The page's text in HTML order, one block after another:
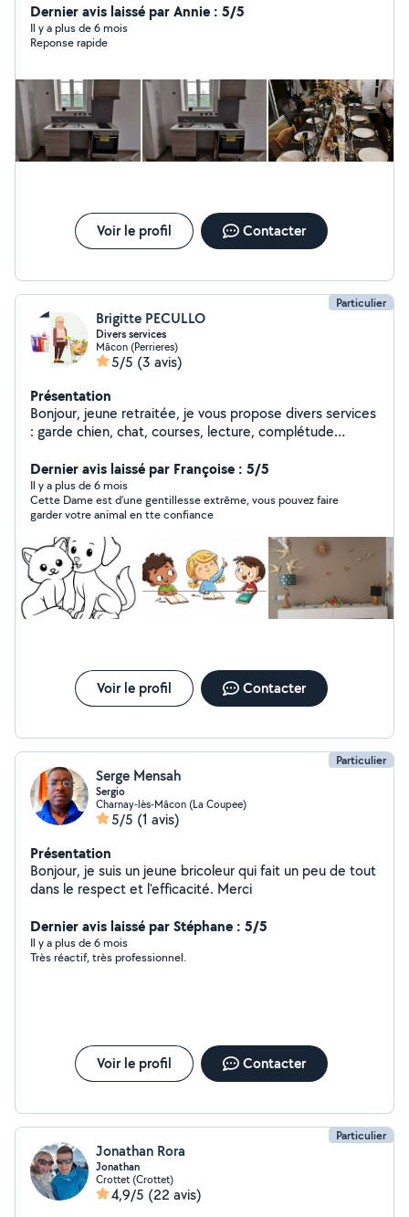
disposition.
Dernier avis laissé par Annie : 5/5
Il y a plus de 6 mois
Reponse rapide
Voir le profil Contacter
Particulier
Brigitte PECULLO
Divers services
Mâcon (Perrieres)
5/5 (3 avis)
Présentation
Bonjour, jeune retraitée, je vous propose divers services
: garde chien, chat, courses, lecture, complétude
aussi conseils de DECO pour réaménager votre intérieur
et trouver des astuces de "petit prix"
Dernier avis laissé par Françoise : 5/5
Il y a plus de 6 mois
Cette Dame est d’une gentillesse extrême, vous pouvez faire
garder votre animal en tte confiance
Voir le profil Contacter
Particulier
Serge Mensah
Sergio
Charnay-lès-Mâcon (La Coupee)
5/5 (1 avis)
Présentation
Bonjour, je suis un jeune bricoleur qui fait un peu de tout
dans le respect et l'efficacité. Merci
Dernier avis laissé par Stéphane : 5/5
Il y a plus de 6 mois
Très réactif, très professionnel.
Voir le profil Contacter
Particulier
Jonathan Rora
Jonathan
Crottet (Crottet)
4,9/5 (22 avis)